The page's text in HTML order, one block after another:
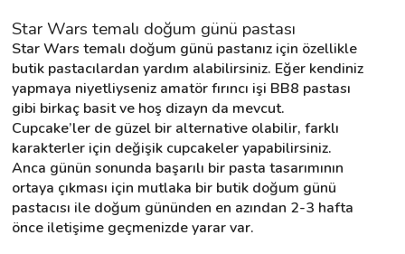
Star Wars temalı doğum günü pastası
Star Wars temalı doğum günü pastanız için özellikle
butik pastacılardan yardım alabilirsiniz. Eğer kendiniz
yapmaya niyetliyseniz amatör fırıncı işi BB8 pastası
gibi birkaç basit ve hoş dizayn da mevcut.
Cupcake’ler de güzel bir alternative olabilir, farklı
karakterler için değişik cupcakeler yapabilirsiniz.
Anca günün sonunda başarılı bir pasta tasarımının
ortaya çıkması için mutlaka bir butik doğum günü
pastacısı ile doğum gününden en azından 2-3 hafta
önce iletişime geçmenizde yarar var.